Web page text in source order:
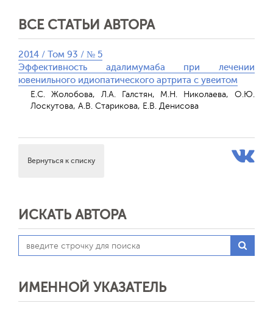
ВСЕ СТАТЬИ АВТОРА
2014 / Том 93 / № 5
Эффективность адалимумаба при лечении
ювенильного идиопатического артрита с увеитом
Е.С. Жолобова, Л.А. Галстян, М.Н. Николаева, О.Ю.
Лоскутова, А.В. Старикова, Е.В. Денисова
Вернуться к списку
ИСКАТЬ АВТОРА
ИМЕННОЙ УКАЗАТЕЛЬ